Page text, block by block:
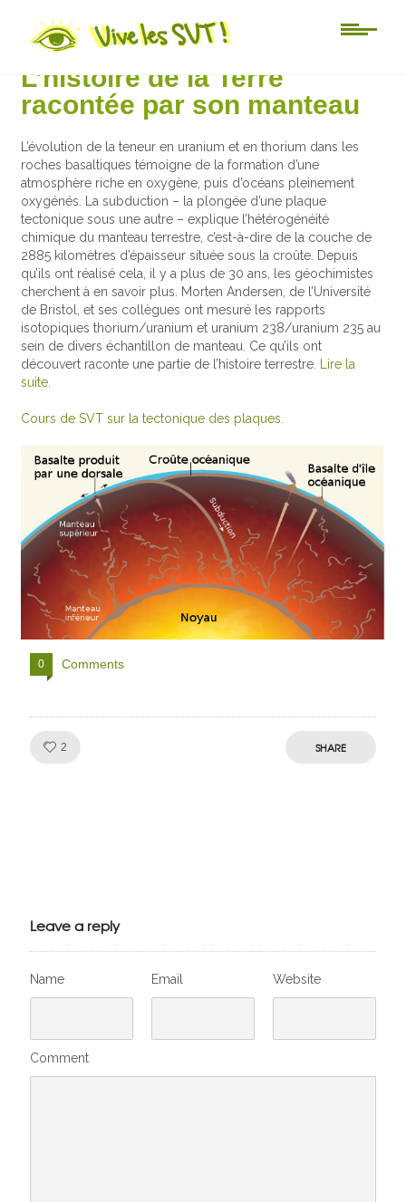
Actu-sciences
L’histoire de la Terre
racontée par son manteau
L’évolution de la teneur en uranium et en thorium dans les
roches basaltiques témoigne de la formation d’une
atmosphère riche en oxygène, puis d’océans pleinement
oxygénés. La subduction – la plongée d’une plaque
tectonique sous une autre – explique l’hétérogénéité
chimique du manteau terrestre, c’est-à-dire de la couche de
2885 kilomètres d’épaisseur située sous la croûte. Depuis
qu’ils ont réalisé cela, il y a plus de 30 ans, les géochimistes
cherchent à en savoir plus. Morten Andersen, de l’Université
de Bristol, et ses collègues ont mesuré les rapports
isotopiques thorium/uranium et uranium 238/uranium 235 au
sein de divers échantillon de manteau. Ce qu’ils ont
découvert raconte une partie de l’histoire terrestre.
Lire la
suite.
Cours de SVT sur la tectonique des plaques.
0 Comments
2 SHARE
Leave a reply
Name Email Website
Comment